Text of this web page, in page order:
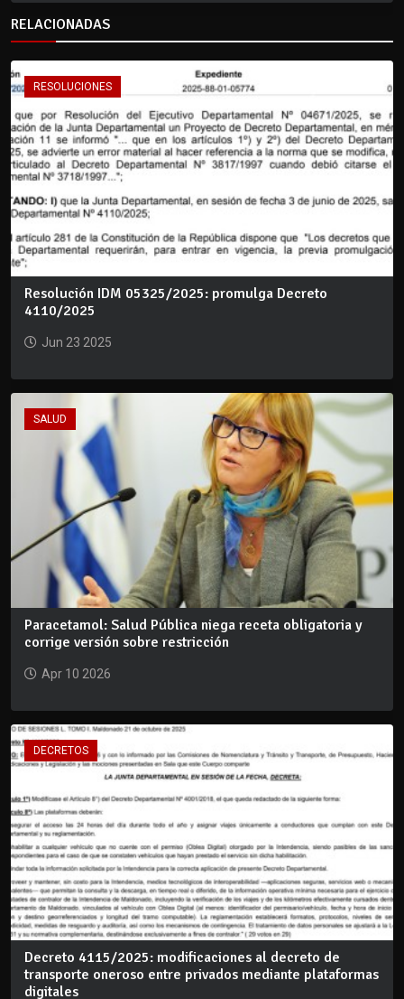
RELACIONADAS
RESOLUCIONES
Resolución IDM 05325/2025: promulga Decreto
4110/2025
Jun 23 2025
SALUD
Paracetamol: Salud Pública niega receta obligatoria y
corrige versión sobre restricción
Apr 10 2026
DECRETOS
Decreto 4115/2025: modificaciones al decreto de
transporte oneroso entre privados mediante plataformas
digitales